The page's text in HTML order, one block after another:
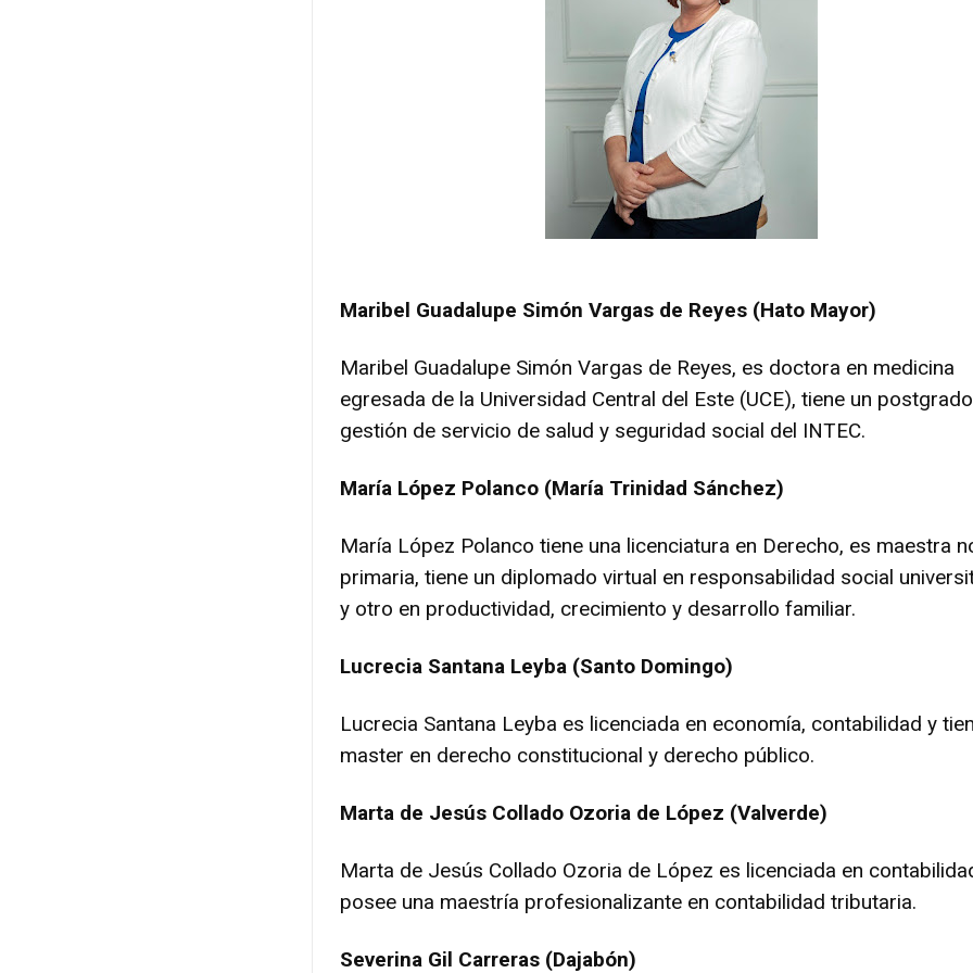
Maribel Guadalupe Simón Vargas de Reyes (Hato Mayor)
Maribel Guadalupe Simón Vargas de Reyes, es doctora en medicina
egresada de la Universidad Central del Este (UCE), tiene un
gestión de servicio de salud y seguridad social del INTEC.
María López Polanco (María Trinidad Sánchez)
María López Polanco tiene una licenciatura en Derecho, es maestra
primaria, tiene un diplomado virtual en responsabilidad social
y otro en productividad, crecimiento y desarrollo familiar.
Lucrecia Santana Leyba (Santo Domingo)
Lucrecia Santana Leyba es licenciada en economía, contabilidad y
master en derecho constitucional y derecho público.
Marta de Jesús Collado Ozoria de López (Valverde)
Marta de Jesús Collado Ozoria de López es licenciada en
posee una maestría profesionalizante en contabilidad tributaria.
Severina Gil Carreras (Dajabón)